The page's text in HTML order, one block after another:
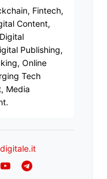
Fintech,
Content,
Publishing,
Online
Tech
Media
YouTubeTelegram